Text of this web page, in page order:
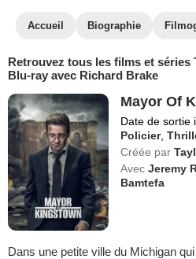
Accueil Biographie
Retrouvez tous les films et séries
Blu-ray avec Richard Brake
Mayor Of
Date de sortie
Policier,
Créée par
Avec Jeremy
Bamtefa
Dans une petite ville du Michigan